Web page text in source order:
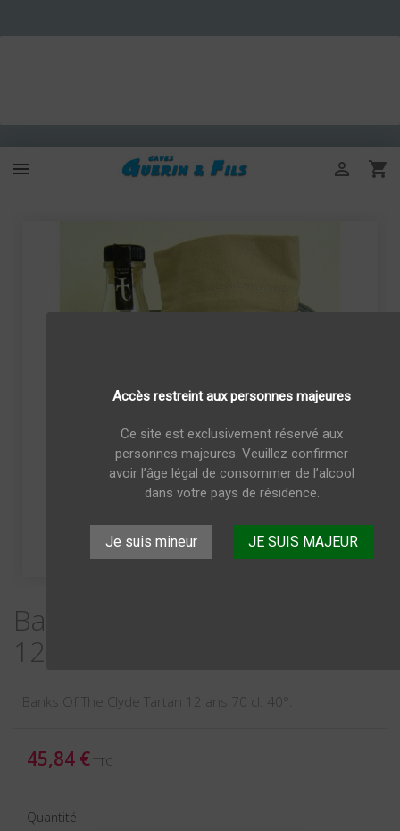
Accès restreint aux personnes majeures
Ce site est exclusivement réservé aux
personnes majeures. Veuillez confirmer
avoir l’âge légal de consommer de l’alcool
dans votre pays de résidence.
Je suis mineur JE SUIS MAJEUR
 

Banks Of The Clyde Tartan
12 ans Ecossais 70 cl 40°
Banks Of The Clyde Tartan 12 ans 70 cl. 40° .
45,84 € TTC
Quantité